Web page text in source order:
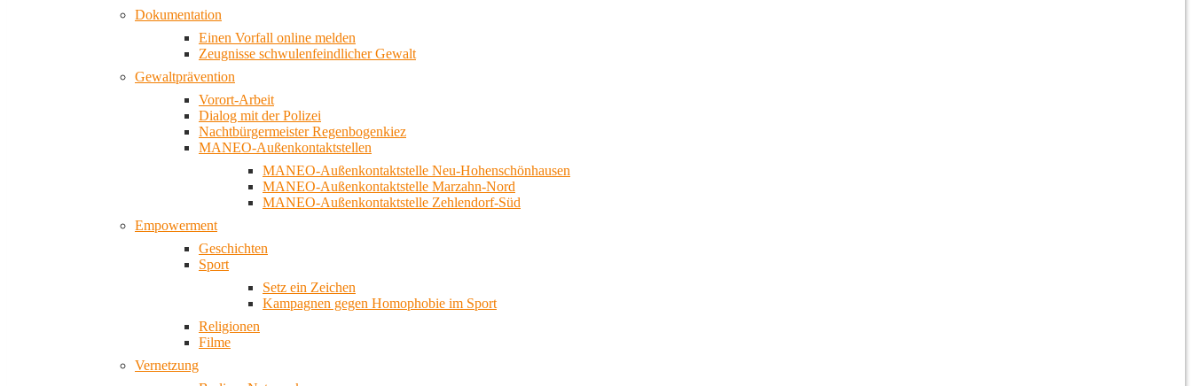
Dokumentation
Einen Vorfall online melden
Zeugnisse schwulenfeindlicher Gewalt
Gewaltprävention
Vorort-Arbeit
Dialog mit der Polizei
Nachtbürgermeister Regenbogenkiez
MANEO-Außenkontaktstellen
MANEO-Außenkontaktstelle Neu-Hohenschönhausen
MANEO-Außenkontaktstelle Marzahn-Nord
MANEO-Außenkontaktstelle Zehlendorf-Süd
Empowerment
Geschichten
Sport
Setz ein Zeichen
Kampagnen gegen Homophobie im Sport
Religionen
Filme
Vernetzung